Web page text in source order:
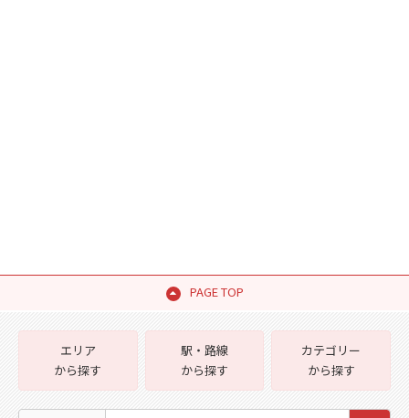
PAGE TOP
エリア
から探す
駅・路線
から探す
カテゴリー
から探す